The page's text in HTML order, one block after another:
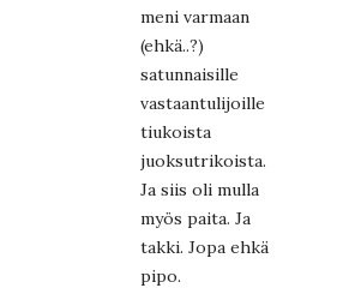
meni varmaan
(ehkä..?)
satunnaisille
vastaantulijoille
tiukoista
juoksutrikoista.
Ja siis oli mulla
myös paita. Ja
takki. Jopa ehkä
pipo.